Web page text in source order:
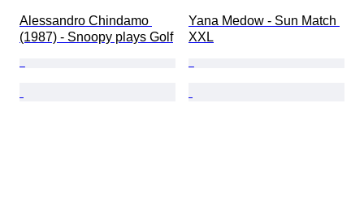
Alessandro Chindamo
(1987) - Snoopy plays Golf
Yana Medow - Sun Match
XXL